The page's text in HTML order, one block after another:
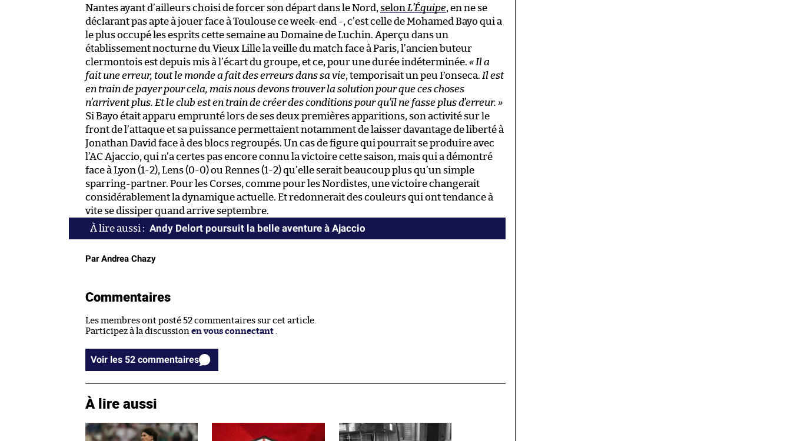
Nantes ayant d’ailleurs choisi de forcer son départ dans le Nord, selon L’Équipe, en ne se
déclarant pas apte à jouer face à Toulouse ce week-end -, c’est celle de Mohamed Bayo qui a
le plus occupé les esprits cette semaine au Domaine de Luchin. Aperçu dans un
établissement nocturne du Vieux Lille la veille du match face à Paris, l’ancien buteur
clermontois est depuis mis à l’écart du groupe, et ce, pour une durée indéterminée. « Il a
fait une erreur, tout le monde a fait des erreurs dans sa vie, temporisait un peu Fonseca. Il est
en train de payer pour cela, mais nous devons trouver la solution pour que ces choses
n’arrivent plus. Et le club est en train de créer des conditions pour qu’il ne fasse plus d’erreur. »
Si Bayo était apparu emprunté lors de ses deux premières apparitions, son activité sur le
front de l’attaque et sa puissance permettaient notamment de laisser davantage de liberté à
Jonathan David face à des blocs regroupés. Un cas de figure qui pourrait se produire avec
l’AC Ajaccio, qui n’a certes pas encore connu la victoire cette saison, mais qui a démontré
face à Lyon (1-2), Lens (0-0) ou Rennes (1-2) qu’elle serait beaucoup plus qu’un simple
sparring-partner. Pour les Corses, comme pour les Nordistes, une victoire changerait
considérablement la dynamique actuelle. Et redonnerait des couleurs qui ont tendance à
vite se dissiper quand arrive septembre.
Andy Delort poursuit la belle aventure à Ajaccio
Par Andrea Chazy
Commentaires
Les membres ont posté 52 commentaires sur cet article.
Participez à la discussion en vous connectant
Voir les 52 commentaires
À lire aussi